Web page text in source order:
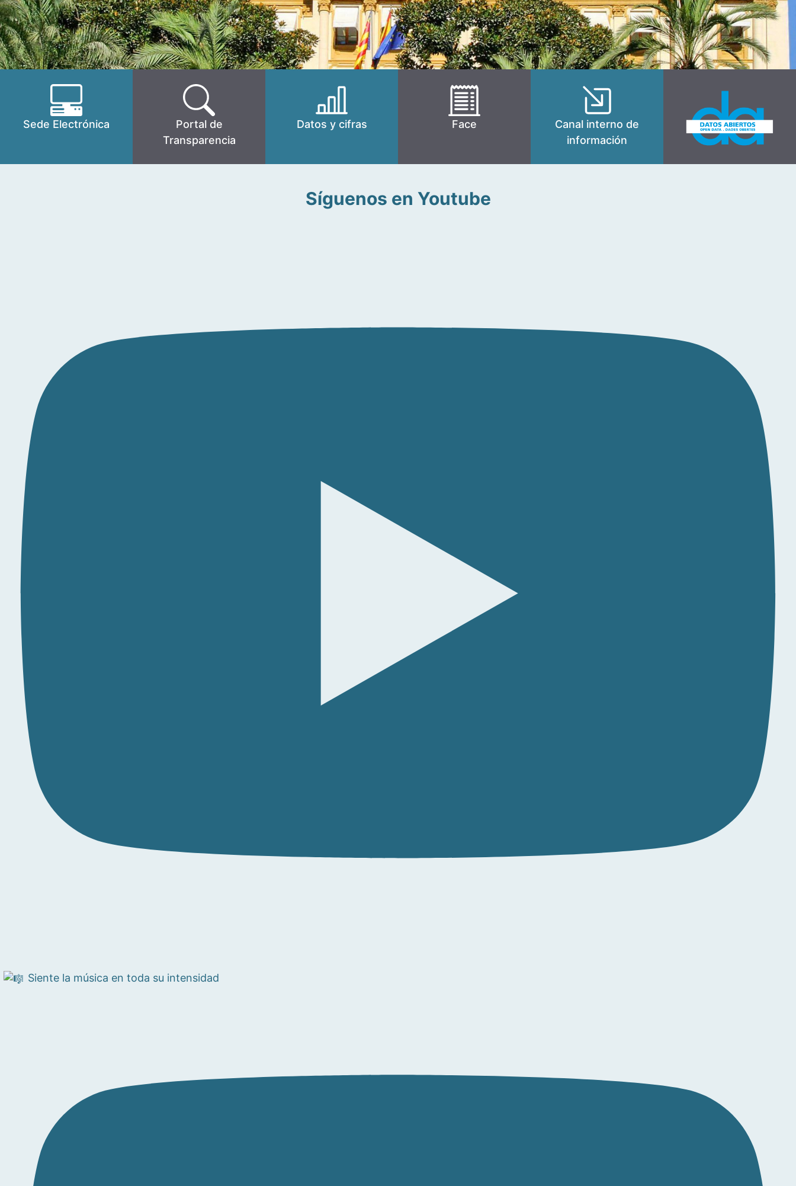
Sede Electrónica
Portal de
Transparencia
Datos y cifras Face
Canal interno de
información
Síguenos en Youtube
Siente la música en toda su intensidad